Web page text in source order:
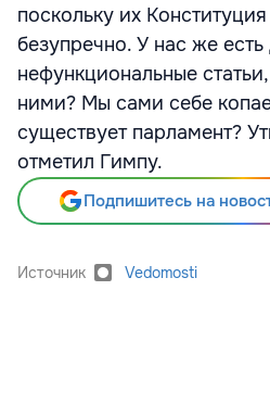
поскольку их
безупречно. У нас же есть
нефункциональные
ними? Мы сами себе
существует парламент?
отметил Гимпу.
Подпишитесь на
Источник Vedomosti